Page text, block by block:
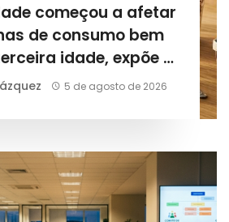
começou a afetar
de consumo bem
idade, expõe a
Suplementos
5 de agosto de 2026